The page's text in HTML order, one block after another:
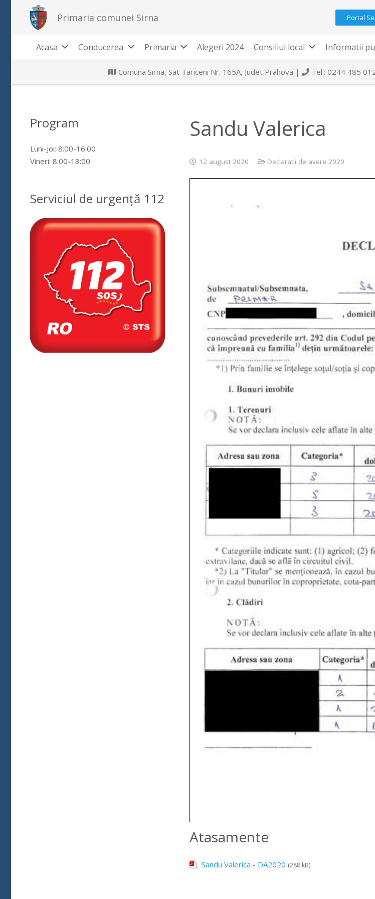
Primaria comunei Sirna Portal
Acasa Conducerea Primaria Alegeri 2024 Consiliul local Informatii
Comuna Sirna, Sat Tariceni Nr. 165A, Judet Prahova | Tel.: 0244 485
Sandu Valerica
12 august 2020 Declaratii de avere 2020
Atasamente
Sandu Valerica - DA2020 (288 kB)
Program
Luni-Joi: 8:00-16:00
Vineri: 8:00-13:00
Serviciul de urgență 112